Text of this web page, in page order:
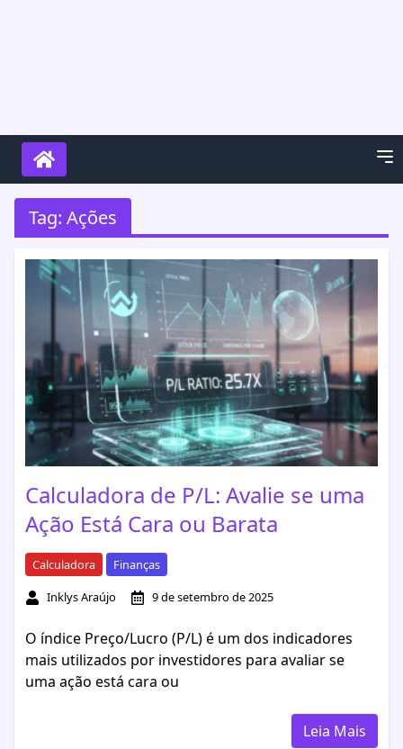
Tag: Ações
Calculadora de P/L: Avalie se uma
Ação Está Cara ou Barata
Calculadora
Finanças
Inklys Araújo
9 de setembro de 2025
O índice Preço/Lucro (P/L) é um dos indicadores
mais utilizados por investidores para avaliar se
uma ação está cara ou
Leia Mais